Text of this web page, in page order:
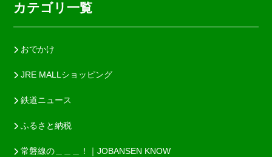
カテゴリ一覧
おでかけ
JRE MALLショッピング
鉄道ニュース
ふるさと納税
常磐線の＿＿＿！｜JOBANSEN KNOW